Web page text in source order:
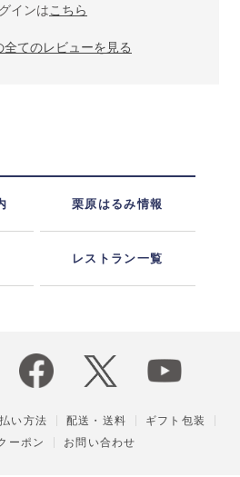
インはこちら
全てのレビューを見る
栗原はるみ情報
レストラン一覧
い方法 配送・送料
ギフト包装
ーポン
お問い合わせ